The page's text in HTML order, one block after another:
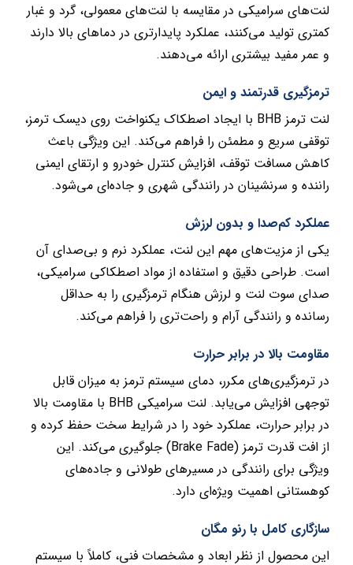
لنت‌های سرامیکی در مقایسه با لنت‌های معمولی، گرد و غبار
کمتری تولید می‌کنند، عملکرد پایدارتری در دماهای بالا دارند
و عمر مفید بیشتری ارائه می‌دهند.
ترمزگیری قدرتمند و ایمن
لنت ترمز BHB با ایجاد اصطکاک یکنواخت روی دیسک ترمز،
توقفی سریع و مطمئن را فراهم می‌کند. این ویژگی باعث
کاهش مسافت توقف، افزایش کنترل خودرو و ارتقای ایمنی
راننده و سرنشینان در رانندگی شهری و جاده‌ای می‌شود.
عملکرد کم‌صدا و بدون لرزش
یکی از مزیت‌های مهم این لنت، عملکرد نرم و بی‌صدای آن
است. طراحی دقیق و استفاده از مواد اصطکاکی سرامیکی،
صدای سوت لنت و لرزش هنگام ترمزگیری را به حداقل
رسانده و رانندگی آرام و راحت‌تری را فراهم می‌کند.
مقاومت بالا در برابر حرارت
در ترمزگیری‌های مکرر، دمای سیستم ترمز به میزان قابل
توجهی افزایش می‌یابد. لنت سرامیکی BHB با مقاومت بالا
در برابر حرارت، عملکرد خود را در شرایط سخت حفظ کرده و
از افت قدرت ترمز (Brake Fade) جلوگیری می‌کند. این
ویژگی برای رانندگی در مسیرهای طولانی و جاده‌های
کوهستانی اهمیت ویژه‌ای دارد.
سازگاری کامل با رنو مگان
این محصول از نظر ابعاد و مشخصات فنی، کاملاً با سیستم